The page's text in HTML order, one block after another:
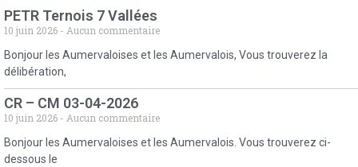
PETR Ternois 7 Vallées
10 juin 2026
Aucun commentaire
Bonjour les Aumervaloises et les Aumervalois, Vous trouverez la
délibération,
CR – CM 03-04-2026
10 juin 2026
Aucun commentaire
Bonjour les Aumervaloises et les Aumervalois. Vous trouverez ci-
dessous le